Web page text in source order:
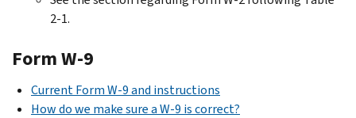
2-1.
Form W-9
Current Form W-9 and instructions
How do we make sure a W-9 is correct?